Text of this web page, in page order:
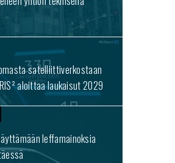
satelliittiverkostaan
aloittaa laukaisut 2029
leffamainoksia